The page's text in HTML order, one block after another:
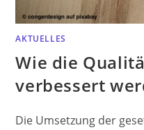
AKTUELLES
Wie die
verbessert
Die Umsetzung der